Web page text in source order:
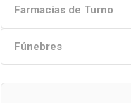
Farmacias de Turno
Fúnebres